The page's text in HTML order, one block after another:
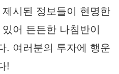
시된 정보들이 현명한
어 든든한 나침반이
. 여러분의 투자에 행운
!